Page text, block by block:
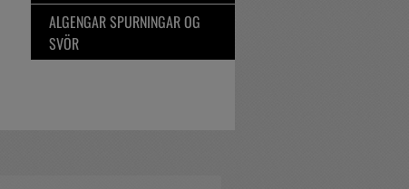
ALGENGAR SPURNINGAR OG
SVÖR